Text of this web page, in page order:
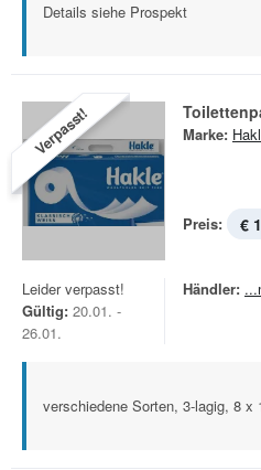
Details siehe Prospekt
Verpasst! Marke:
Preis: €
Leider verpasst!
Gültig: 20.01. -
26.01.
Händler:
verschiedene Sorten, 3-lagig, 8 x